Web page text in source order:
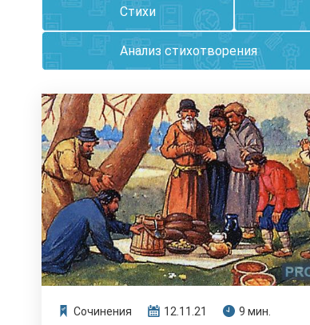
Стихи
Анализ стихотворения
Сочинения 12.11.21 9 мин.